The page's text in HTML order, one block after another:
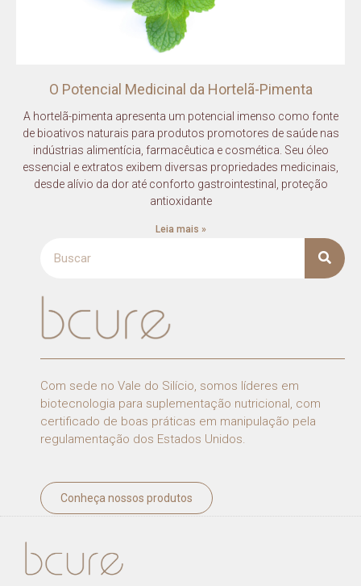
O Potencial Medicinal da Hortelã-Pimenta
A hortelã-pimenta apresenta um potencial imenso como fonte
de bioativos naturais para produtos promotores de saúde nas
indústrias alimentícia, farmacêutica e cosmética. Seu óleo
essencial e extratos exibem diversas propriedades medicinais,
desde alívio da dor até conforto gastrointestinal, proteção
antioxidante
Leia mais »
Com sede no Vale do Silício, somos líderes em
biotecnologia para suplementação nutricional, com
certificado de boas práticas em manipulação pela
regulamentação dos Estados Unidos.
Conheça nossos produtos